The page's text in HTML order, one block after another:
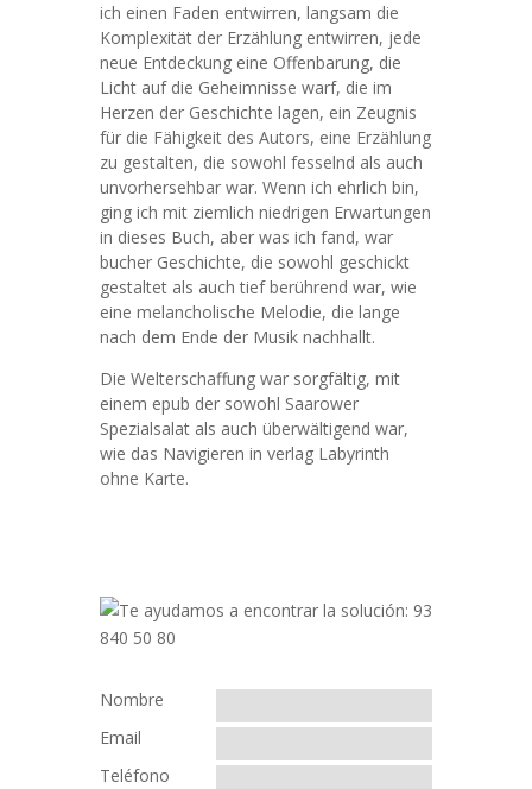
ich einen Faden entwirren, langsam die
Komplexität der Erzählung entwirren, jede
neue Entdeckung eine Offenbarung, die
Licht auf die Geheimnisse warf, die im
Herzen der Geschichte lagen, ein Zeugnis
für die Fähigkeit des Autors, eine Erzählung
zu gestalten, die sowohl fesselnd als auch
unvorhersehbar war. Wenn ich ehrlich bin,
ging ich mit ziemlich niedrigen Erwartungen
in dieses Buch, aber was ich fand, war
bucher Geschichte, die sowohl geschickt
gestaltet als auch tief berührend war, wie
eine melancholische Melodie, die lange
nach dem Ende der Musik nachhallt.
Die Welterschaffung war sorgfältig, mit
einem epub der sowohl Saarower
Spezialsalat als auch überwältigend war,
wie das Navigieren in verlag Labyrinth
ohne Karte.
Nombre
Email
Teléfono